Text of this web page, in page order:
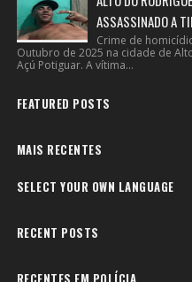
ASSASSINADO A
Crime de
Outubro de 2025 na cidade de
Açú Potiguar. A vítima...
FEATURED POSTS
MAIS RECENTES
SELECT YOUR OWN LANGUAGE
RECENT POSTS